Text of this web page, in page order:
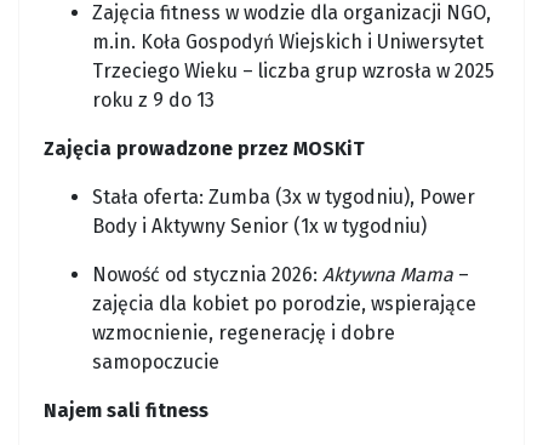
Zajęcia fitness w wodzie dla organizacji NGO,
m.in. Koła Gospodyń Wiejskich i Uniwersytet
Trzeciego Wieku – liczba grup wzrosła w 2025
roku z 9 do 13
Zajęcia prowadzone przez MOSKiT
Stała oferta: Zumba (3x w tygodniu), Power
Body i Aktywny Senior (1x w tygodniu)
Nowość od stycznia 2026: Aktywna Mama –
zajęcia dla kobiet po porodzie, wspierające
wzmocnienie, regenerację i dobre
samopoczucie
Najem sali fitness